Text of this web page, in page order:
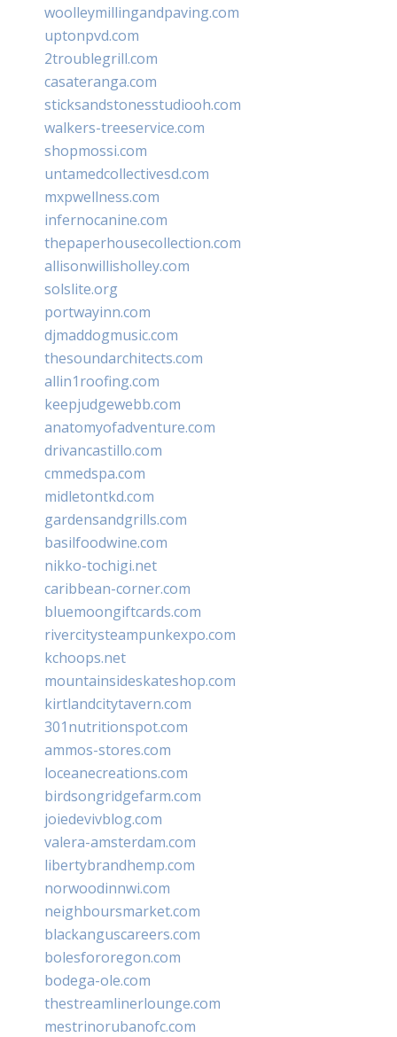
woolleymillingandpaving.com
uptonpvd.com
2troublegrill.com
casateranga.com
sticksandstonesstudiooh.com
walkers-treeservice.com
shopmossi.com
untamedcollectivesd.com
mxpwellness.com
infernocanine.com
thepaperhousecollection.com
allisonwillisholley.com
solslite.org
portwayinn.com
djmaddogmusic.com
thesoundarchitects.com
allin1roofing.com
keepjudgewebb.com
anatomyofadventure.com
drivancastillo.com
cmmedspa.com
midletontkd.com
gardensandgrills.com
basilfoodwine.com
nikko-tochigi.net
caribbean-corner.com
bluemoongiftcards.com
rivercitysteampunkexpo.com
kchoops.net
mountainsideskateshop.com
kirtlandcitytavern.com
301nutritionspot.com
ammos-stores.com
loceanecreations.com
birdsongridgefarm.com
joiedevivblog.com
valera-amsterdam.com
libertybrandhemp.com
norwoodinnwi.com
neighboursmarket.com
blackanguscareers.com
bolesfororegon.com
bodega-ole.com
thestreamlinerlounge.com
mestrinorubanofc.com